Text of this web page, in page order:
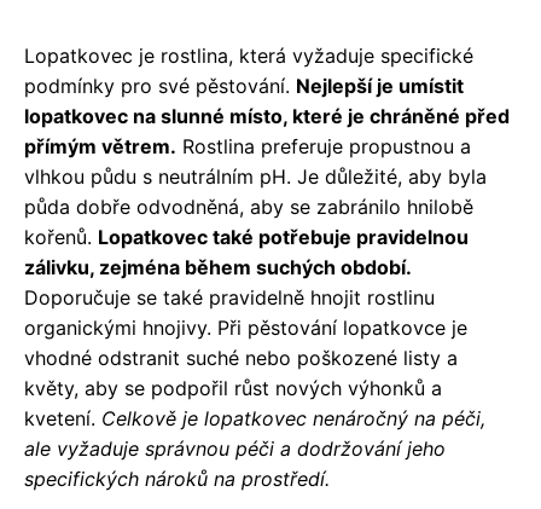
Lopatkovec je rostlina, která vyžaduje specifické
podmínky pro své pěstování. Nejlepší je umístit
lopatkovec na slunné místo, které je chráněné před
přímým větrem. Rostlina preferuje propustnou a
vlhkou půdu s neutrálním pH. Je důležité, aby byla
půda dobře odvodněná, aby se zabránilo hnilobě
kořenů. Lopatkovec také potřebuje pravidelnou
zálivku, zejména během suchých období.
Doporučuje se také pravidelně hnojit rostlinu
organickými hnojivy. Při pěstování lopatkovce je
vhodné odstranit suché nebo poškozené listy a
květy, aby se podpořil růst nových výhonků a
kvetení. Celkově je lopatkovec nenáročný na péči,
ale vyžaduje správnou péči a dodržování jeho
specifických nároků na prostředí.